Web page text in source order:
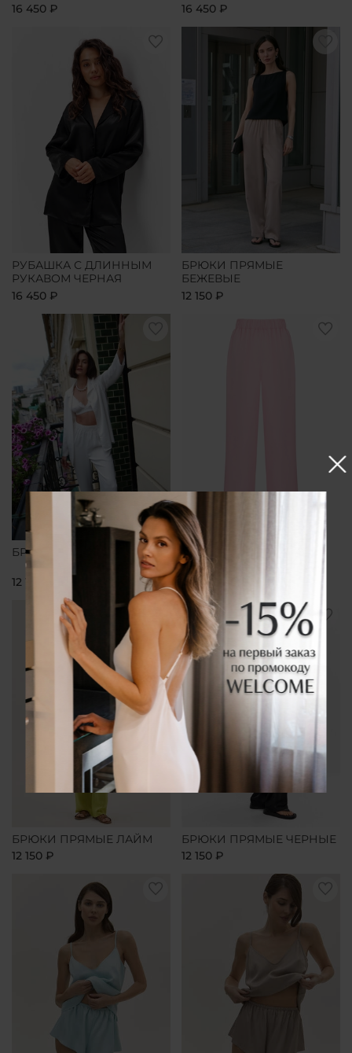
16 450 ₽
16 450 ₽
РУБАШКА С ДЛИННЫМ
РУКАВОМ ЧЕРНАЯ
16 450 ₽
БРЮКИ ПРЯМЫЕ
БЕЖЕВЫЕ
12 150 ₽
БРЮКИ ПРЯМЫЕ БЕЛЫЕ
12 150 ₽
БРЮКИ ПРЯМЫЕ
РОЗОВЫЕ
12 150 ₽
БРЮКИ ПРЯМЫЕ ЛАЙМ
12 150 ₽
БРЮКИ ПРЯМЫЕ ЧЕРНЫЕ
12 150 ₽